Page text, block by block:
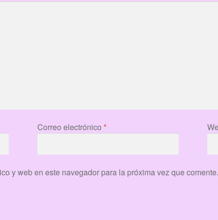
Correo electrónico *
y web en este navegador para la próxima vez que comente.